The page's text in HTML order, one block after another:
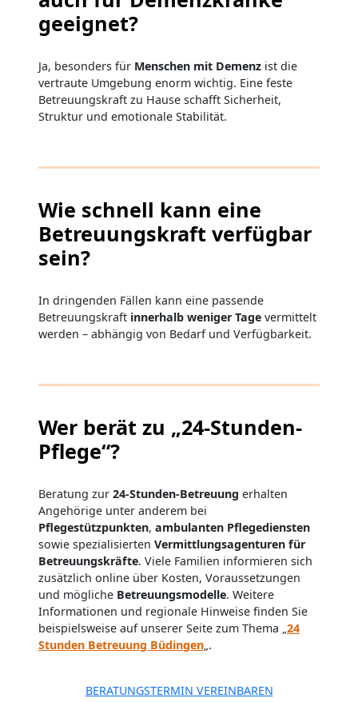
geeignet?
Ja, besonders für Menschen mit Demenz ist die
vertraute Umgebung enorm wichtig. Eine feste
Betreuungskraft zu Hause schafft Sicherheit,
Struktur und emotionale Stabilität.
Wie schnell kann eine
Betreuungskraft verfügbar
sein?
In dringenden Fällen kann eine passende
Betreuungskraft innerhalb weniger Tage vermittelt
werden – abhängig von Bedarf und Verfügbarkeit.
Wer berät zu „24-Stunden-
Pflege“?
Beratung zur 24-Stunden-Betreuung erhalten
Angehörige unter anderem bei
Pflegestützpunkten, ambulanten Pflegediensten
sowie spezialisierten Vermittlungsagenturen für
Betreuungskräfte. Viele Familien informieren sich
zusätzlich online über Kosten, Voraussetzungen
und mögliche Betreuungsmodelle. Weitere
Informationen und regionale Hinweise finden Sie
beispielsweise auf unserer Seite zum Thema „24
Stunden Betreuung Büdingen„.
BERATUNGSTERMIN VEREINBAREN